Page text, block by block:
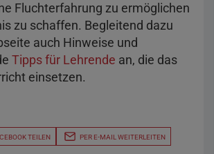
Fluchterfahrung zu ermöglichen
zu schaffen. Begleitend dazu
auch Hinweise und
Tipps für Lehrende an, die das
einsetzen.
TEILEN PER E-MAIL WEITERLEITEN